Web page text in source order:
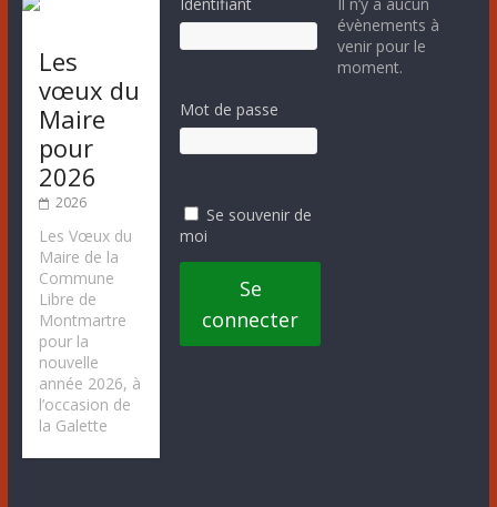
Les
vœux du
Maire
pour
2026
2026
Les Vœux du
Maire de la
Commune
Libre de
Montmartre
pour la
nouvelle
année 2026, à
l’occasion de
la Galette
Mot de passe
Se souvenir de
moi
Se
connecter
évènements à
venir pour le
moment.